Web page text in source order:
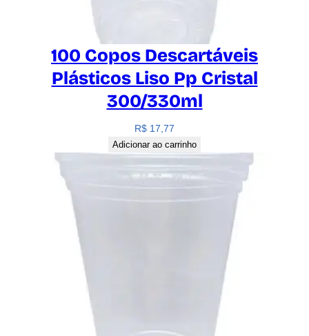
100 Copos Descartáveis
Plásticos Liso Pp Cristal
300/330ml
R$ 17,77
Adicionar ao carrinho